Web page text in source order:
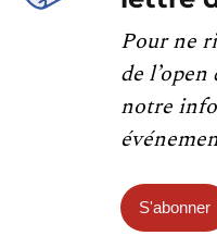
Pour ne
de
notre
S'abonner